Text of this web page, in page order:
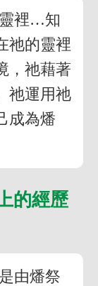
裡…知
祂的靈裡
，祂藉著
祂運用祂
成為燔
的經歷
由燔祭